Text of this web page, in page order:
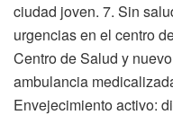
ciudad joven. 7. Sin
urgencias en el centro
Centro de Salud y
ambulancia
Envejecimiento activo: